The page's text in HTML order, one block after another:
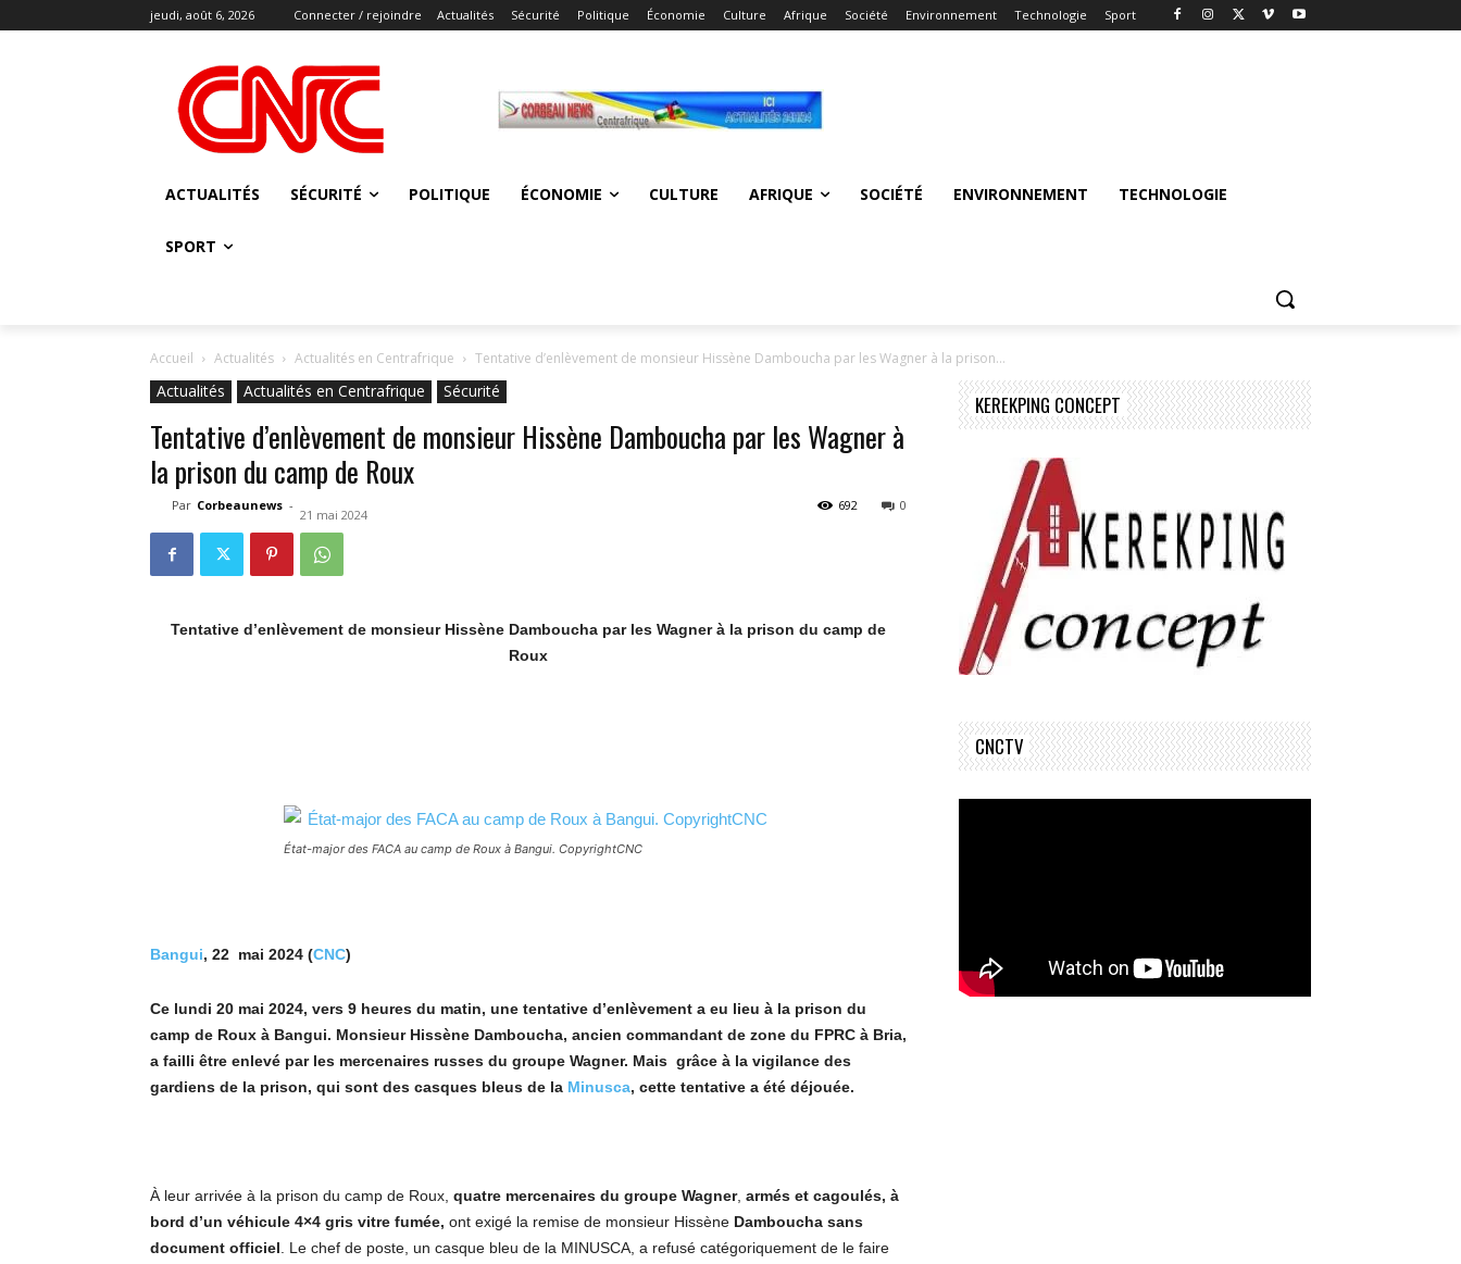
jeudi, août 6, 2026 Connecter / rejoindre Actualités Sécurité Politique Économie Culture Afrique Société Environnement Technologie Sport
ACTUALITÉS SÉCURITÉ POLITIQUE ÉCONOMIE CULTURE AFRIQUE SOCIÉTÉ ENVIRONNEMENT TECHNOLOGIE
SPORT
Accueil Actualités Actualités en Centrafrique Tentative d’enlèvement de monsieur Hissène Damboucha par les Wagner à la prison...
Actualités Actualités en Centrafrique Sécurité
Tentative d’enlèvement de monsieur Hissène Damboucha par les Wagner à
la prison du camp de Roux
Par Corbeaunews -
21 mai 2024
0
692
Tentative d’enlèvement de monsieur Hissène Damboucha par les Wagner à la prison du camp de
Roux
État-major des FACA au camp de Roux à Bangui. CopyrightCNC
Bangui, 22 mai 2024 (CNC)
Ce lundi 20 mai 2024, vers 9 heures du matin, une tentative d’enlèvement a eu lieu à la prison du
camp de Roux à Bangui. Monsieur Hissène Damboucha, ancien commandant de zone du FPRC à Bria,
a failli être enlevé par les mercenaires russes du groupe Wagner. Mais grâce à la vigilance des
gardiens de la prison, qui sont des casques bleus de la Minusca, cette tentative a été déjouée.
À leur arrivée à la prison du camp de Roux, quatre mercenaires du groupe Wagner, armés et cagoulés, à
bord d’un véhicule 4×4 gris vitre fumée, ont exigé la remise de monsieur Hissène Damboucha sans
document officiel . Le chef de poste, un casque bleu de la MINUSCA, a refusé catégoriquement de le faire
KEREKPING CONCEPT
CNCTV